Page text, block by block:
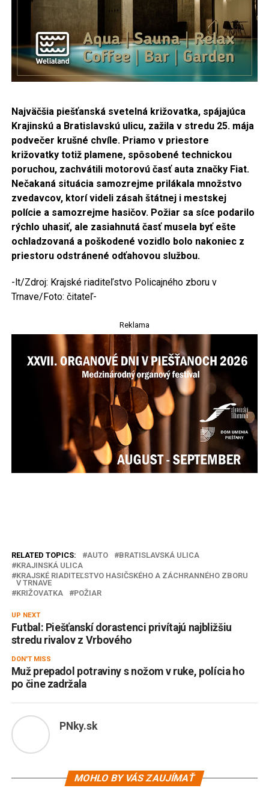
Najväčšia piešťanská svetelná križovatka, spájajúca
Krajinskú a Bratislavskú ulicu, zažila v stredu 25. mája
podvečer krušné chvíle. Priamo v priestore
križovatky totiž plamene, spôsobené technickou
poruchou, zachvátili motorovú časť auta značky Fiat.
Nečakaná situácia samozrejme prilákala množstvo
zvedavcov, ktorí videli zásah štátnej i mestskej
polície a samozrejme hasičov. Požiar sa síce podarilo
rýchlo uhasiť, ale zasiahnutá časť musela byť ešte
ochladzovaná a poškodené vozidlo bolo nakoniec z
priestoru odstránené odťahovou službou.
-lt/Zdroj: Krajské riaditeľstvo Policajného zboru v
Trnave/Foto: čitateľ-
Reklama
RELATED TOPICS: AUTO
BRATISLAVSKÁ ULICA
KRAJINSKÁ ULICA
KRAJSKÉ RIADITEĽSTVO HASIČSKÉHO A ZÁCHRANNÉHO ZBORU
V TRNAVE
KRIŽOVATKA
POŽIAR
UP NEXT
Futbal: Piešťanskí dorastenci privítajú najbližšiu
stredu rivalov z Vrbového
DON'T MISS
Muž prepadol potraviny s nožom v ruke, polícia ho
po čine zadržala
PNky.sk
MOHLO BY VÁS ZAUJÍMAŤ